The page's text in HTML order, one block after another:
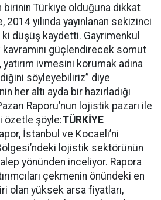
birinin Türkiye olduğuna dikkat
2014 yılında yayınlanan sekizinci
ki düşüş kaydetti. Gayrimenkul
güçlendirecek somut
yatırım ivmesini korumak adına
söyleyebiliriz” diye
her altı ayda bir hazırladığı
Raporu’nun lojistik pazarı ile
özetle şöyle:TÜRKİYE
İstanbul ve Kocaeli’ni
lojistik sektörünün
yönünden inceliyor. Rapora
çekmenin önündeki en
olan yüksek arsa fiyatları,